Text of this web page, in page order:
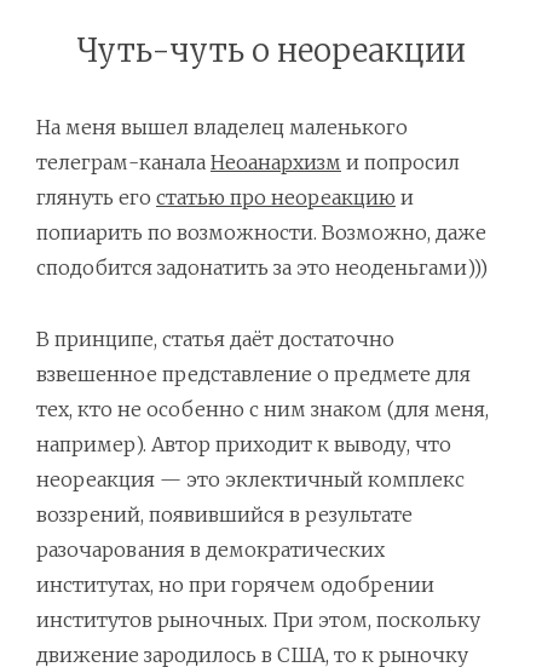
Чуть-чуть о неореакции
На меня вышел владелец маленького
телеграм-канала Неоанархизм и попросил
глянуть его статью про неореакцию и
попиарить по возможности. Возможно, даже
сподобится задонатить за это неоденьгами)))
В принципе, статья даёт достаточно
взвешенное представление о предмете для
тех, кто не особенно с ним знаком (для меня,
например). Автор приходит к выводу, что
неореакция — это эклектичный комплекс
воззрений, появившийся в результате
разочарования в демократических
институтах, но при горячем одобрении
институтов рыночных. При этом, поскольку
движение зародилось в США, то к рыночку